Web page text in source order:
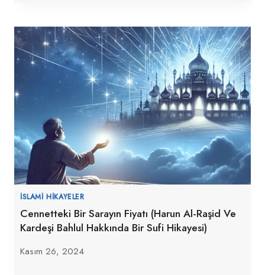
İSLAMI HIKAYELER
Cennetteki Bir Sarayın Fiyatı (Harun Al-Raşid Ve
Kardeşi Bahlul Hakkında Bir Sufi Hikayesi)
Kasım 26, 2024